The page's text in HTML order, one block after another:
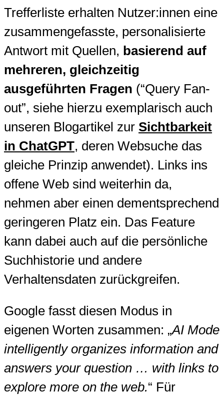
Trefferliste erhalten Nutzer:innen eine
zusammengefasste, personalisierte
Antwort mit Quellen, basierend auf
mehreren, gleichzeitig
ausgeführten Fragen (“Query Fan-
out”, siehe hierzu exemplarisch auch
unseren Blogartikel zur Sichtbarkeit
in ChatGPT, deren Websuche das
gleiche Prinzip anwendet). Links ins
offene Web sind weiterhin da,
nehmen aber einen dementsprechend
geringeren Platz ein. Das Feature
kann dabei auch auf die persönliche
Suchhistorie und andere
Verhaltensdaten zurückgreifen.
Google fasst diesen Modus in
eigenen Worten zusammen: „AI Mode
intelligently organizes information and
answers your question … with links to
explore more on the web.“ Für